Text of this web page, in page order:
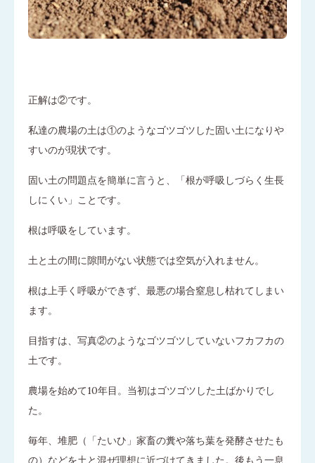
正解は②です。
私達の農場の土は①のようなゴツゴツした固い土になりや
すいのが現状です。
固い土の問題点を簡単に言うと、「根が呼吸しづらく生長
しにくい」ことです。
根は呼吸をしています。
土と土の間に隙間がない状態では空気が入れません。
根は上手く呼吸ができず、最悪の場合窒息し枯れてしまい
ます。
目指すは、写真②のようなゴツゴツしていないフカフカの
土です。
農場を始めて10年目。当初はゴツゴツした土ばかりでし
た。
毎年、堆肥（「たいひ」家畜の糞や落ち葉を発酵させたも